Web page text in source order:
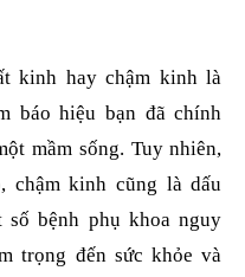
kinh hay chậm kinh là
báo hiệu bạn đã chính
mầm sống. Tuy nhiên,
chậm kinh cũng là dấu
bệnh phụ khoa nguy
trọng đến sức khỏe và